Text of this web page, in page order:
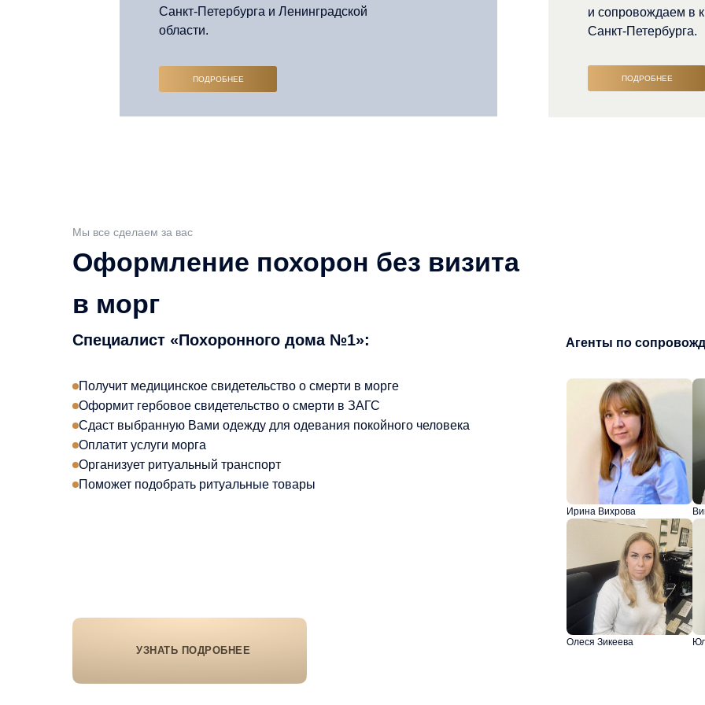
Санкт-Петербурга и Ленинградской
области.
ПОДРОБНЕЕ
ПОДРОБНЕЕ
и сопровождаем в
Санкт-Петербурга.
УЗНАТЬ ПОДРОБНЕЕ
Специалист «Похоронного дома №1»:
Мы все сделаем за вас
Оформление похорон без визита
в морг
Агенты по
Получит медицинское свидетельство о смерти в морге
Оформит гербовое свидетельство о смерти в ЗАГС
Сдаст выбранную Вами одежду для одевания покойного человека
Оплатит услуги морга
Организует ритуальный транспорт
Поможет подобрать ритуальные товары
Ирина Вихрова
Олеся Зикеева